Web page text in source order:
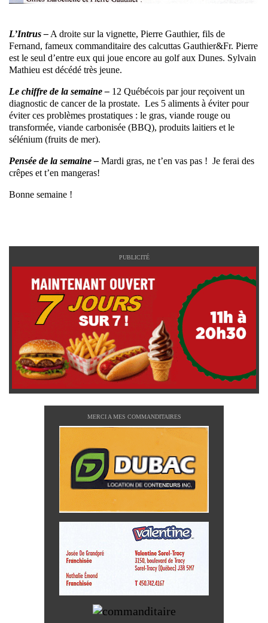
L’Intrus – A droite sur la vignette, Pierre Gauthier, fils de
Fernand, fameux commanditaire des calcuttas Gauthier&Fr. Pierre
est le seul d’entre eux qui joue encore au golf aux Dunes. Sylvain
Mathieu est décédé très jeune.
Le chiffre de la semaine – 12 Québécois par jour reçoivent un
diagnostic de cancer de la prostate. Les 5 aliments à éviter pour
éviter ces problèmes prostatiques : le gras, viande rouge ou
transformée, viande carbonisée (BBQ), produits laitiers et le
sélénium (fruits de mer).
Pensée de la semaine – Mardi gras, ne t’en vas pas ! Je ferai des
crêpes et t’en mangeras!
Bonne semaine !
PUBLICITÉ
MERCI A MES COMMANDITAIRES